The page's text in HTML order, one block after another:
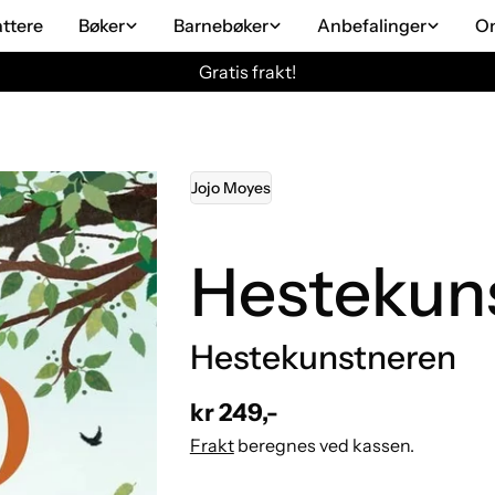
Bøker Barnebøker Anbefalinger
Gratis frakt!
Jojo Moyes
Hestekunstneren
Vanlig
pris
kr 249,-
Fraktberegnes ved kassen.